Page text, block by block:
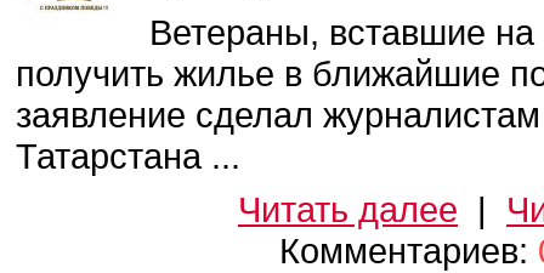
Ветераны, вставшие
получить жилье в ближайшие
заявление сделал
Татарстана ...
Читать далее |
Комментариев: